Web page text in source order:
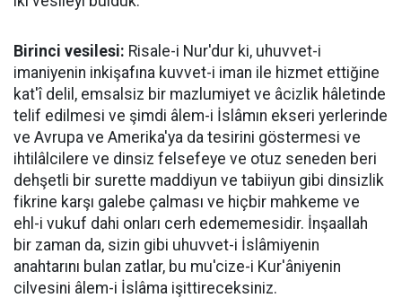
Birinci vesilesi: Risale-i Nur'dur ki, uhuvvet-i
imaniyenin inkişafına kuvvet-i iman ile hizmet ettiğine
kat'î delil, emsalsiz bir mazlumiyet ve âcizlik hâletinde
telif edilmesi ve şimdi âlem-i İslâmın ekseri yerlerinde
ve Avrupa ve Amerika'ya da tesirini göstermesi ve
ihtilâlcilere ve dinsiz felsefeye ve otuz seneden beri
dehşetli bir surette maddiyun ve tabiiyun gibi dinsizlik
fikrine karşı galebe çalması ve hiçbir mahkeme ve
ehl-i vukuf dahi onları cerh edememesidir. İnşaallah
bir zaman da, sizin gibi uhuvvet-i İslâmiyenin
anahtarını bulan zatlar, bu mu'cize-i Kur'âniyenin
cilvesini âlem-i İslâma işittireceksiniz.